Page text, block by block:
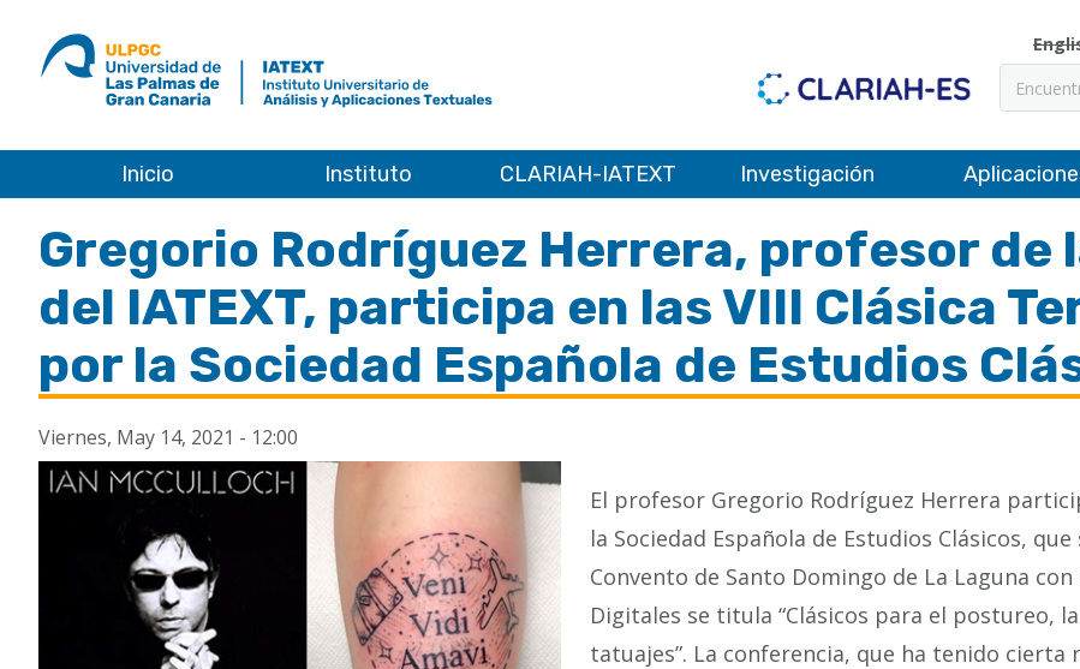
ULPGC
al
inicio
IATEXT
Buscar
Inicio Instituto CLARIAH-IATEXT Investigación
Gregorio Rodríguez Herrera, profesor de
del IATEXT, participa en las VIII Clásica
por la Sociedad Española de Estudios
Viernes, May 14, 2021 - 12:00
El profesor Gregorio Rodríguez Herrera
la Sociedad Española de Estudios Clásicos,
Convento de Santo Domingo de La Laguna
Digitales se titula “Clásicos para el postureo,
tatuajes”. La conferencia, que ha tenido